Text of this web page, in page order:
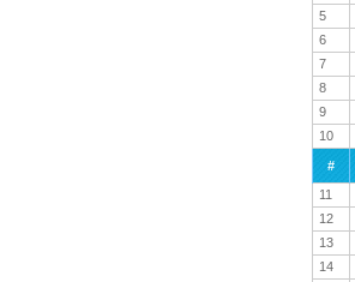
5
6
7
8
9
10
#
11
12
13
14